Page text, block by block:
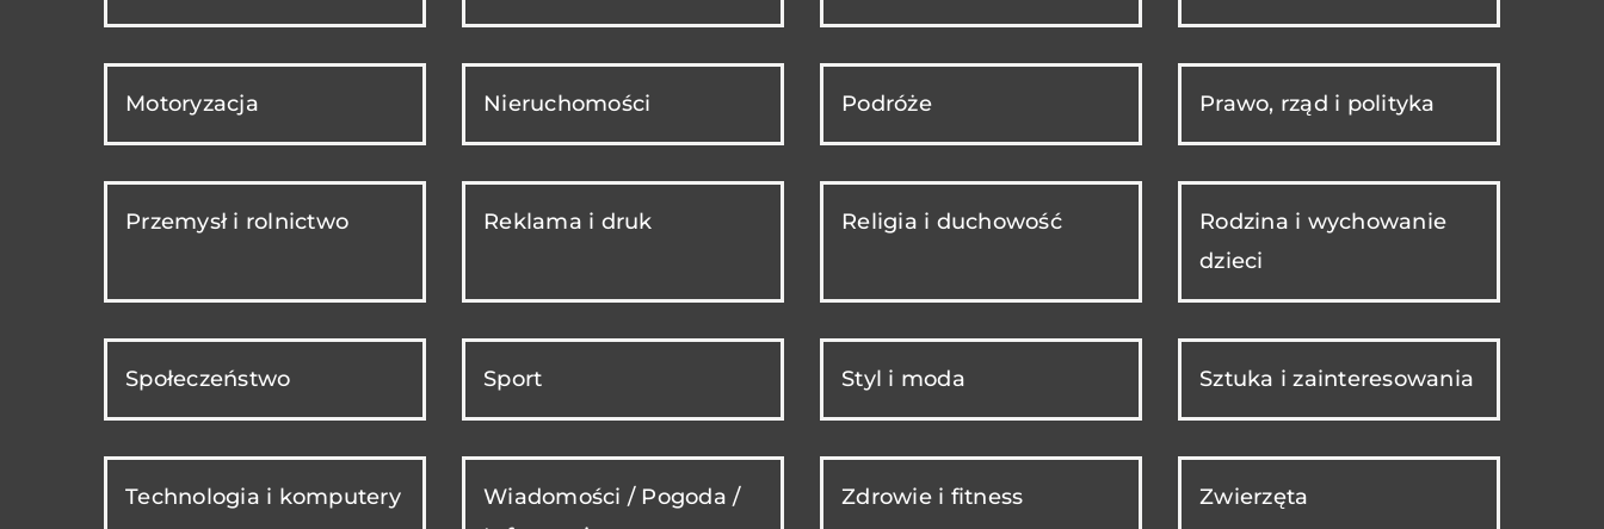
Motoryzacja Nieruchomości Podróże Prawo, rząd i polityka
Przemysł i rolnictwo Reklama i druk Religia i duchowość
Rodzina i wychowanie
dzieci
Społeczeństwo Sport Styl i moda Sztuka i zainteresowania
Technologia i komputery
Wiadomości / Pogoda /
Zdrowie i fitness Zwierzęta